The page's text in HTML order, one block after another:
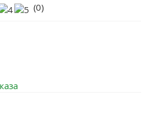
(0)